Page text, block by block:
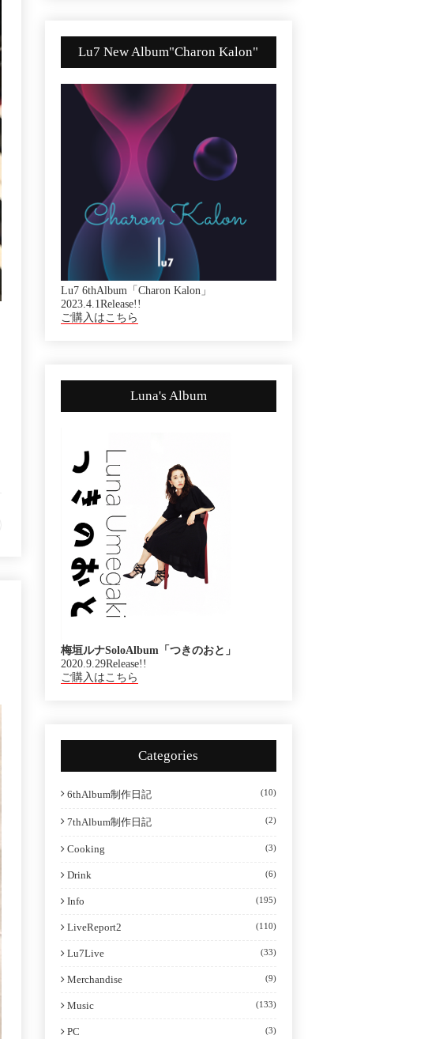
Lu7 New Album"Charon Kalon"
Lu7 6thAlbum「Charon Kalon」
2023.4.1Release!!
ご購入はこちら
Luna's Album
梅垣ルナSoloAlbum「つきのおと」
2020.9.29Release!!
ご購入はこちら
Categories
6thAlbum制作日記 (10)
7thAlbum制作日記 (2)
Cooking (3)
Drink (6)
Info (195)
LiveReport2 (110)
Lu7Live (33)
Merchandise (9)
Music (133)
PC (3)